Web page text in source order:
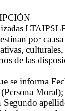
por
de las
se informa